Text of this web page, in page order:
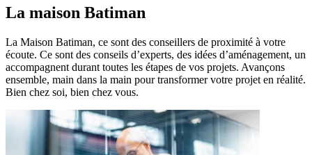
La maison Batiman
La Maison Batiman, ce sont des conseillers de proximité à votre
écoute. Ce sont des conseils d’experts, des idées d’aménagement, un
accompagnent durant toutes les étapes de vos projets. Avançons
ensemble, main dans la main pour transformer votre projet en réalité.
Bien chez soi, bien chez vous.